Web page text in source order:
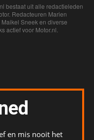
bestaat uit alle redactieleden
Redacteuren Marien
Sneek en diverse
actief voor Motor.nl.
en mis nooit het